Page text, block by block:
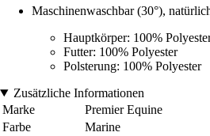
Maschinenwaschbar (30°),
Hauptkörper: 100%
Futter: 100% Polyester
Polsterung: 100% Polyester
Zusätzliche Informationen
Marke
Premier Equine
Farbe
Marine